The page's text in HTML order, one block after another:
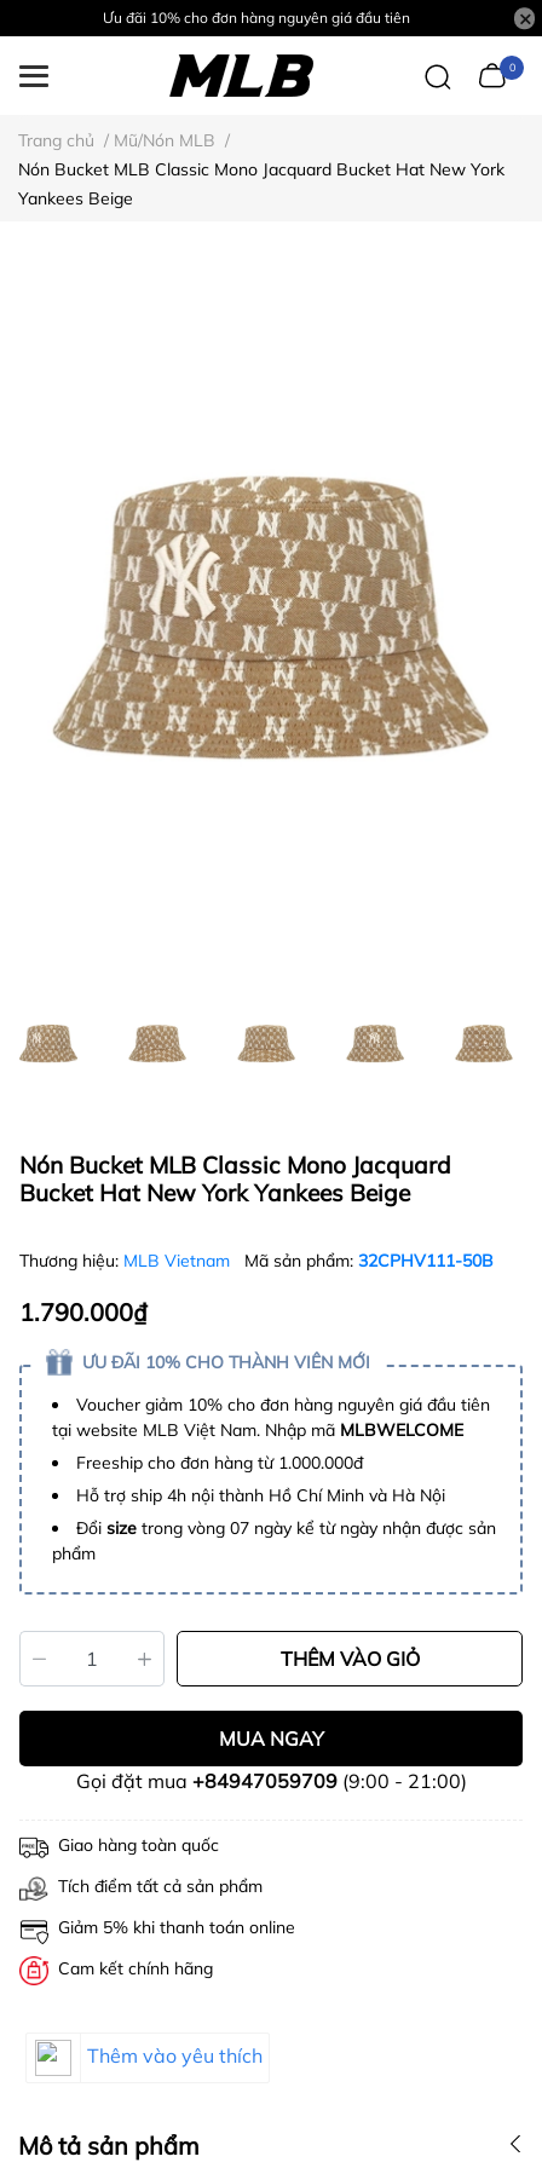
Ưu đãi 10% cho đơn hàng nguyên giá đầu tiên
0
Trang chủ / Mũ/Nón MLB /
Nón Bucket MLB Classic Mono Jacquard Bucket Hat New York
Yankees Beige
Nón Bucket MLB Classic Mono Jacquard
Bucket Hat New York Yankees Beige
Thương hiệu: MLB Vietnam Mã sản phẩm: 32CPHV111-50B
1.790.000₫
ƯU ĐÃI 10% CHO THÀNH VIÊN MỚI
Voucher giảm 10% cho đơn hàng nguyên giá đầu tiên
tại website MLB Việt Nam. Nhập mã MLBWELCOME
Freeship cho đơn hàng từ 1.000.000đ
Hỗ trợ ship 4h nội thành Hồ Chí Minh và Hà Nội
Đổi size trong vòng 07 ngày kể từ ngày nhận được sản
phẩm
THÊM VÀO GIỎ
MUA NGAY
Gọi đặt mua +84947059709(9:00 - 21:00)
Giao hàng toàn quốc
Tích điểm tất cả sản phẩm
Giảm 5% khi thanh toán online
Cam kết chính hãng
Thêm vào yêu thích
Mô tả sản phẩm